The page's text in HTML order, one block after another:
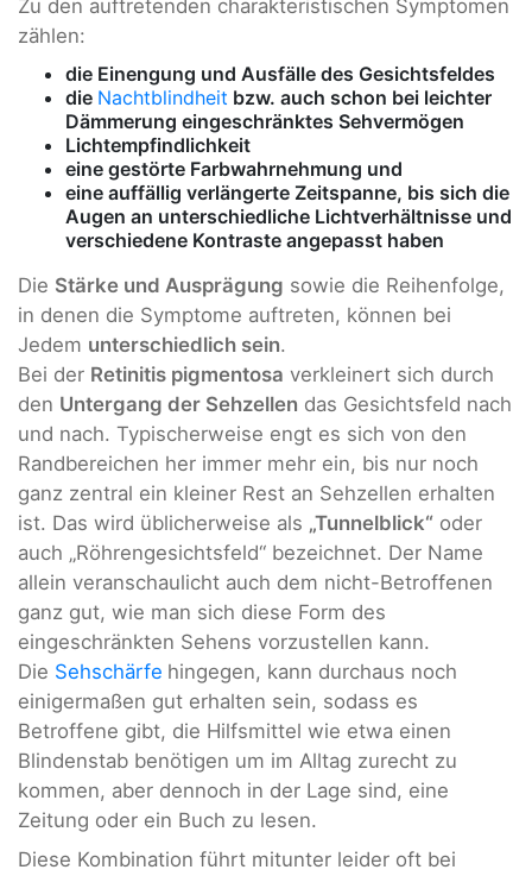
Zu den auftretenden charakteristischen Symptomen
zählen:
die Einengung und Ausfälle des Gesichtsfeldes
die Nachtblindheit bzw. auch schon bei leichter
Dämmerung eingeschränktes Sehvermögen
Lichtempfindlichkeit
eine gestörte Farbwahrnehmung und
eine auffällig verlängerte Zeitspanne, bis sich die
Augen an unterschiedliche Lichtverhältnisse und
verschiedene Kontraste angepasst haben
Die Stärke und Ausprägung sowie die Reihenfolge,
in denen die Symptome auftreten, können bei
Jedem unterschiedlich sein.
Bei der Retinitis pigmentosa verkleinert sich durch
den Untergang der Sehzellen das Gesichtsfeld nach
und nach. Typischerweise engt es sich von den
Randbereichen her immer mehr ein, bis nur noch
ganz zentral ein kleiner Rest an Sehzellen erhalten
ist. Das wird üblicherweise als „Tunnelblick“ oder
auch „Röhrengesichtsfeld“ bezeichnet. Der Name
allein veranschaulicht auch dem nicht-Betroffenen
ganz gut, wie man sich diese Form des
eingeschränkten Sehens vorzustellen kann.
Die Sehschärfe hingegen, kann durchaus noch
einigermaßen gut erhalten sein, sodass es
Betroffene gibt, die Hilfsmittel wie etwa einen
Blindenstab benötigen um im Alltag zurecht zu
kommen, aber dennoch in der Lage sind, eine
Zeitung oder ein Buch zu lesen.
Diese Kombination führt mitunter leider oft bei